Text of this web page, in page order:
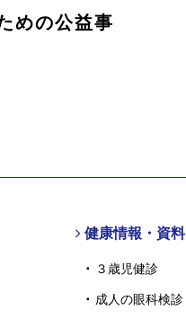
めの公益事
健康情報・資料
３歳児健診
成人の眼科検診